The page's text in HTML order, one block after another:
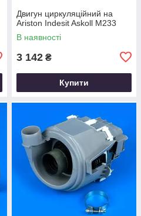
Двигун циркуляційний на
Ariston Indesit Askoll M233
В наявності
3 142 ₴
Купити